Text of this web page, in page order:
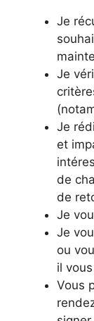
Je
Je
Je
et
de
de
Je
Je
ou
il
Vous